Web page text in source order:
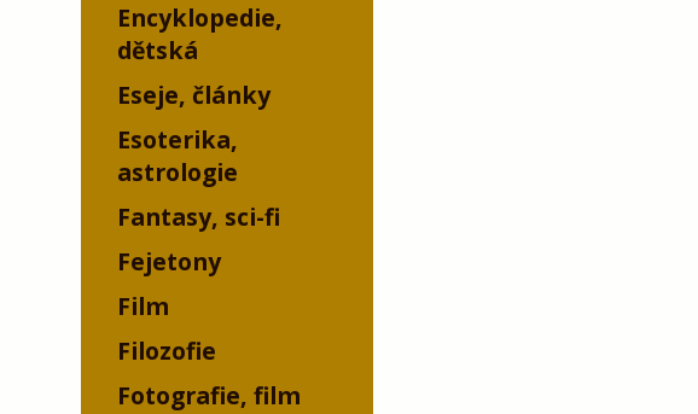
Encyklopedie,
dětská
Eseje, články
Esoterika,
astrologie
Fantasy, sci-fi
Fejetony
Film
Filozofie
Fotografie, film